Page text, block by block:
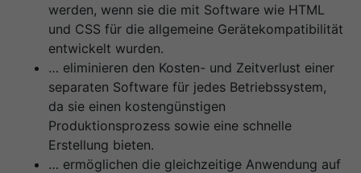
werden, wenn sie die mit Software wie HTML
und CSS für die allgemeine Gerätekompatibilität
entwickelt wurden.
… eliminieren den Kosten- und Zeitverlust einer
separaten Software für jedes Betriebssystem,
da sie einen kostengünstigen
Produktionsprozess sowie eine schnelle
Erstellung bieten.
… ermöglichen die gleichzeitige Anwendung auf